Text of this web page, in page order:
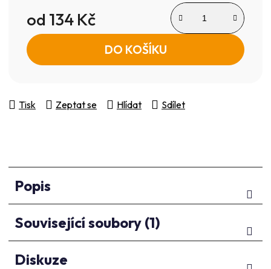
od 134 Kč
Měrná cena:
DO KOŠÍKU
Tisk Zeptat se Hlídat Sdílet
Popis
Související soubory (1)
Diskuze